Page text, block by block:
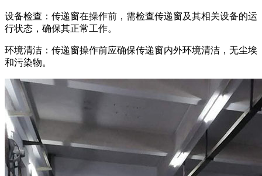
设备检查：传递窗在操作前，需检查传递窗及其相关设备的运
行状态，确保其正常工作。
环境清洁：传递窗操作前应确保传递窗内外环境清洁，无尘埃
和污染物。